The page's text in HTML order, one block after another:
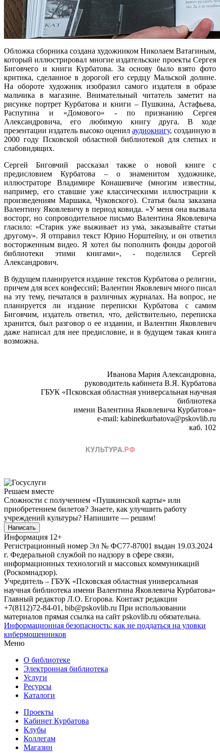
Обложка сборника создана художником Николаем Ватагиным,
который иллюстрировал многие издательские проекты Сергея
Биговчего и книги Курбатова. За основу было взято фото
критика, сделанное в дорогой его сердцу Мальской долине.
На обороте художник изобразил самого издателя в образе
мальчика в магазине. Внимательный читатель заметит на
рисунке портрет Курбатова и книги – Пушкина, Астафьева,
Распутина и «Домового» - по признанию Сергея
Александровича, его любимую книгу друга. В ходе
презентации издатель высоко оценил аудиокнигу, созданную в
2000 году Псковской областной библиотекой для слепых и
слабовидящих.
Сергей Биговчий рассказал также о новой книге с
предисловием Курбатова – о знаменитом художнике,
иллюстраторе Владимире Конашевиче (многим известны,
например, его ставшие уже классическими иллюстрации к
произведениям Маршака, Чуковского). Статья была заказана
Валентину Яковлевичу в период ковида. «У меня она вызвала
восторг, но сопроводительное письмо Валентина Яковлевича
гласило: «Старик уже выживает из ума, заказывайте статьи
другому». Я отправил текст Юрию Норштейну, и он ответил
восторженным видео. Я хотел бы пополнить фонды дорогой
библиотеки этими книгами», - поделился Сергей
Александрович.
В будущем планируется издание текстов Курбатова о религии,
причем для всех конфессий; Валентин Яковлевич много писал
на эту тему, печатался в различных журналах. На вопрос, не
планируется ли издание переписки Курбатова с самим
Биговчим, издатель ответил, что, действительно, переписка
хранится, был разговор о ее издании, и Валентин Яковлевич
даже написал для нее предисловие, и в будущем такая книга
возможна.
Иванова Мария Александровна,
руководитель кабинета В.Я. Курбатова
ГБУК «Псковская областная универсальная научная
библиотека
имени Валентина Яковлевича Курбатова»
e-mail: kabinetkurbatova@pskovlib.ru
каб. 102
Решаем вместе
Сложности с получением «Пушкинской карты» или
приобретением билетов? Знаете, как улучшить работу
учреждений культуры? Напишите — решим!
Написать
Информация 12+
Регистрационный номер Эл № ФС77-87001 выдан 19.03.2024
г. Федеральной службой по надзору в сфере связи,
информационных технологий и массовых коммуникаций
(Роскомнадзор).
Учредитель – ГБУК «Псковская областная универсальная
научная библиотека имени Валентина Яковлевича Курбатова»
Главный редактор Л.О. Егорова. Контакт редакции
+7(8112)72-84-01, bib@pskovlib.ru При использовании
материалов прямая ссылка на сайт pskovlib.ru обязательна.
Информационная безопасность: как не поддаться на уловки
кибермошенников
Меню
О библиотеке
Электронная библиотека
Услуги
Ресурсы
Каталоги
Проекты
Кабинет Курбатова
Клубы
Коллегам
Магазин